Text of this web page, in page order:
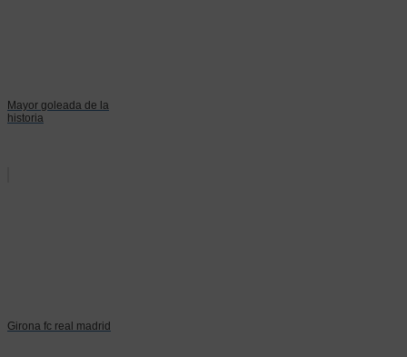
Mayor goleada de la
historia
Girona fc real madrid